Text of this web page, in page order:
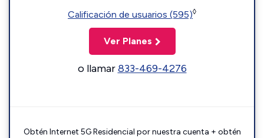
Calificación de usuarios (595)◊
Ver Planes
o llamar833-469-4276
Obtén Internet 5G Residencial por nuestra cuenta + obtén